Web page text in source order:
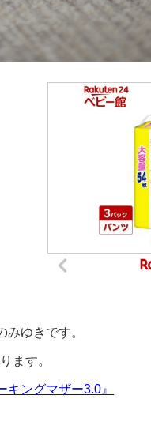
ゆきです。
ます。
ングマザー3.0』